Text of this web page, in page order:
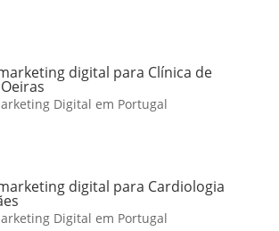
digital para Clínica de
Digital em Portugal
digital para Cardiologia
Digital em Portugal